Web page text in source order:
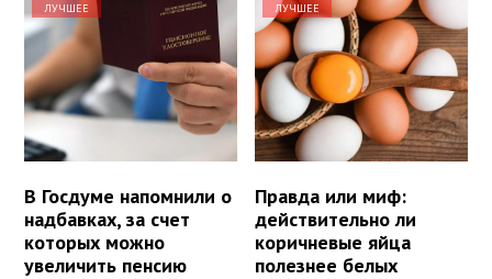
ЛУЧШЕЕ
В Госдуме напомнили о
надбавках, за счет
которых можно
увеличить пенсию
ЛУЧШЕЕ
Правда или миф:
действительно ли
коричневые яйца
полезнее белых